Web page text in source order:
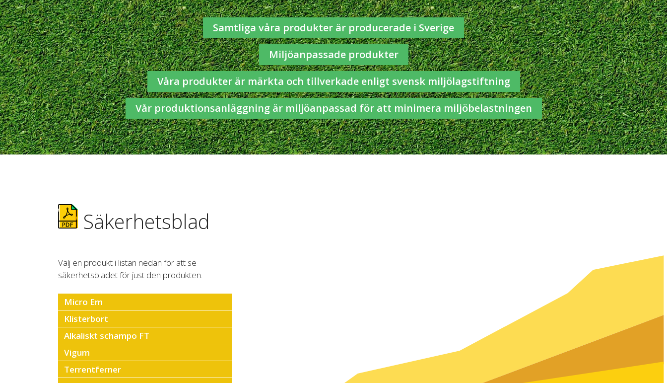
Samtliga våra produkter är producerade i Sverige
Miljöanpassade produkter
Våra produkter är märkta och tillverkade enligt svensk miljölagstiftning
Vår produktionsanläggning är miljöanpassad för att minimera miljöbelastningen
Säkerhetsblad
Välj en produkt i listan nedan för att se
säkerhetsbladet för just den produkten.
Micro Em
Klisterbort
Alkaliskt schampo FT
Vigum
Terrentferner